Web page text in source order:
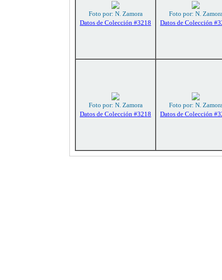
Foto por: N. Zamora
Datos de Colección #3218
Foto por: N.
Datos de Colección
Foto por: N. Zamora
Datos de Colección #3218
Foto por: N.
Datos de Colección